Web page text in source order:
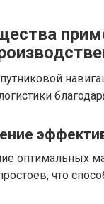
оптимальных
что